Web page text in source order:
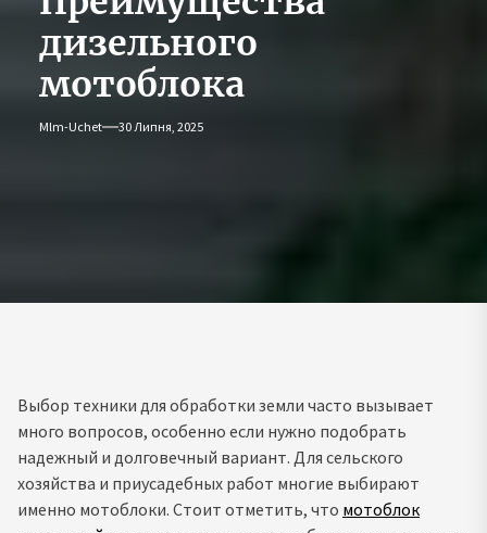
дизельного
мотоблока
Mlm-Uchet 30 Липня, 2025
Выбор техники для обработки земли часто вызывает
много вопросов, особенно если нужно подобрать
надежный и долговечный вариант. Для сельского
хозяйства и приусадебных работ многие выбирают
именно мотоблоки. Стоит отметить, что мотоблок